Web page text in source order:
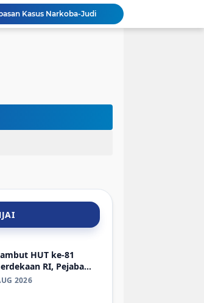
Kasus Narkoba-Judi
Hadir di Rakerkornas APINDO 2026, Bupati Sinjai Tawarkan Peluang Investasi Perikanan-UMKM
Sambut HUT Ke-81 RI, ASN dan Kadis DLHK Sinjai Turun Kerja Bakti di Alun-Alun
HUT ke-81
RI, Pejabat
dan ASN Sinjai
2026